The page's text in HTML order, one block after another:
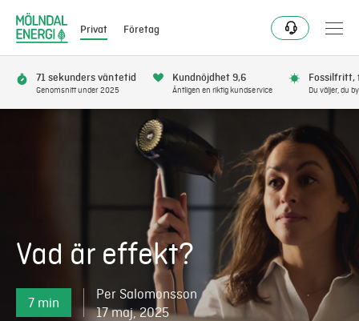
Privat Företag
Se avbrott
Få bonus
71 sekunders väntetid
Genomsnitt under 2025
Kundnöjdhet 9,6
Äntligen en riktig kundservice
Fossilfritt,
Du väljer, du
Vad är effekt?
7 min
Per Salomonsson
17 maj, 2025